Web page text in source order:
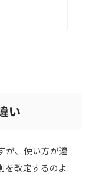
い
が、使い方が違
を改定するのよ